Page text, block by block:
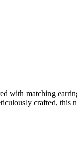
with matching
crafted,